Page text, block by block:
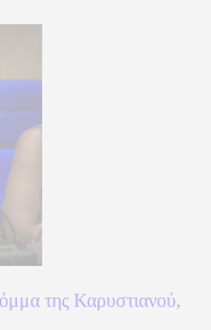
της Καρυστιανού,